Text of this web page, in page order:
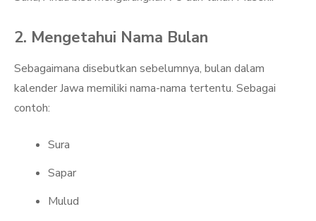
2. Mengetahui Nama Bulan
Sebagaimana disebutkan sebelumnya, bulan dalam
kalender Jawa memiliki nama-nama tertentu. Sebagai
contoh:
Sura
Sapar
Mulud